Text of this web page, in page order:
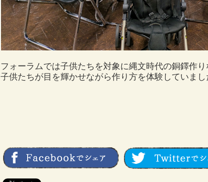
フォーラムでは子供たちを対象に縄文時代の銅鐸作り
子供たちが目を輝かせながら作り方を体験していまし